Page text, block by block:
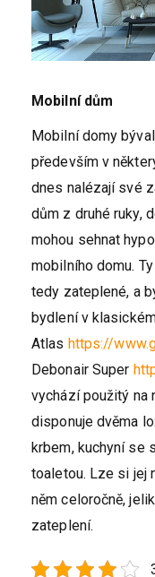
Mobilní dům
Mobilní domy
především v
dnes nalézají své
dům z druhé ruky,
mohou sehnat
mobilního domu.
tedy zateplené, a
bydlení v
Atlas https://
Debonair Super
vychází použitý na
disponuje dvěma
krbem, kuchyní se
toaletou. Lze si jej
něm celoročně,
zateplení.